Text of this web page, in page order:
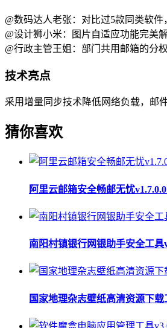
@数码达人老张：对比过5款同类软
@设计狮小米：图片自适应功能完美
@行政主管王姐：部门共用邮箱的分
技术亮点
采用增量同步技术降低网络负载，邮
猜你喜欢
阿里云邮箱安全畅邮无忧
南阳村镇银行网银助手安全工具
国家地理杂志壁纸高清资源下载